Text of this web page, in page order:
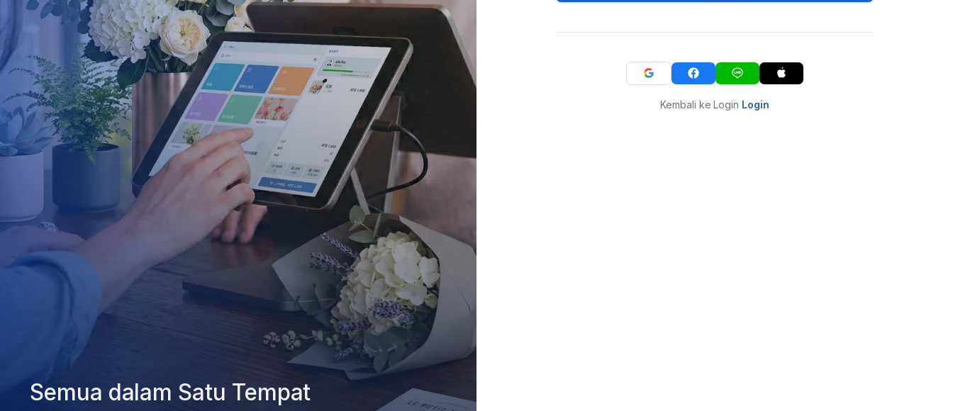
Kembangkan Bisnis Anda
Semua dalam Satu Tempat
Kembali ke Login Login